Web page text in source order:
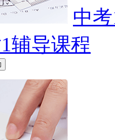
中
辅导课程